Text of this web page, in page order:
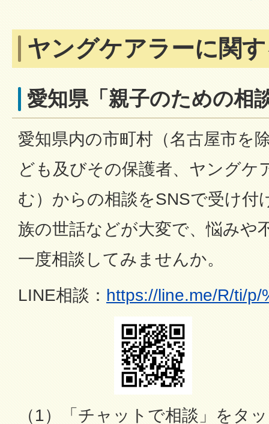
ヤングケアラーに関
愛知県「親子のための相
愛知県内の市町村（名古屋市を
ども及びその保護者、ヤングケ
む）からの相談をSNSで受け付
族の世話などが大変で、悩みや
一度相談してみませんか。
LINE相談： https://line.me/R/ti/p/
（1）「チャットで相談」をタ